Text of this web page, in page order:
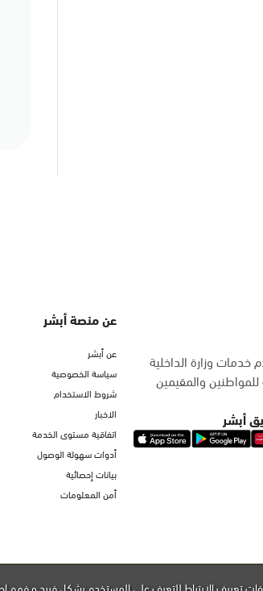
خدمات وزارة الداخلية
والمقيمين
أبشر
عن منصة أبشر
عن أبشر
سياسة الخصوصية
شروط الاستخدام
الاخبار
اتفاقية مستوى الخدمة
أدوات سهولة الوصول
بيانات إحصائية
أمن المعلومات
تعريف الارتباط للتعرف على المستخدم بشكل فريد و فهم